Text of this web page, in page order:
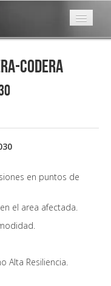
Codera
en puntos de
el area afectada.
Alta Resiliencia.